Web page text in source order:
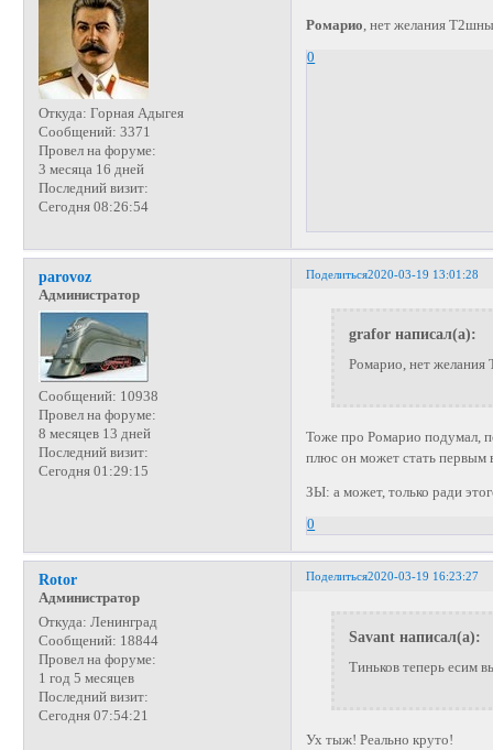
Откуда: Горная Адыгея
Сообщений: 3371
Провел на форуме:
3 месяца 16 дней
Последний визит:
Сегодня 08:26:54
Ромарио, нет желания
0
Поделиться2020-03-19 13:01:28
parovoz
Администратор
Сообщений: 10938
Провел на форуме:
8 месяцев 13 дней
Последний визит:
Сегодня 01:29:15
grafor написал(а):
Ромарио, нет
Тоже про Ромарио подумал,
плюс он может стать
ЗЫ: а может, только ради
0
Поделиться2020-03-19 16:23:27
Rotor
Администратор
Откуда: Ленинград
Сообщений: 18844
Провел на форуме:
1 год 5 месяцев
Последний визит:
Сегодня 07:54:21
Savant написал(а):
Тиньков теперь есим
Ух тыж! Реально круто!